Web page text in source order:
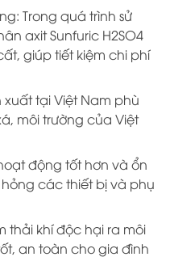
Trong quá trình sử
axit Sunfuric H2SO4
giúp tiết kiệm chi phí
tại Việt Nam phù
môi trường của Việt
động tốt hơn và ổn
các thiết bị và phụ
thải khí độc hại ra môi
an toàn cho gia đình